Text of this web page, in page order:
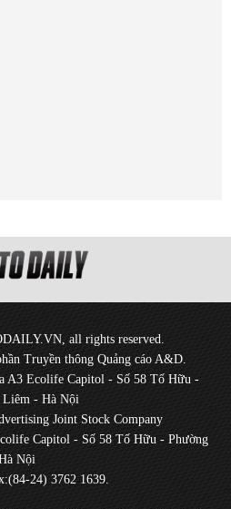
all rights reserved.
Truyền thông Quảng cáo A&D.
A3 Ecolife Capitol - Số 58 Tố Hữu -
- Hà Nội
Joint Stock Company
Capitol - Số 58 Tố Hữu - Phường
Nội
24) 3762 1639.